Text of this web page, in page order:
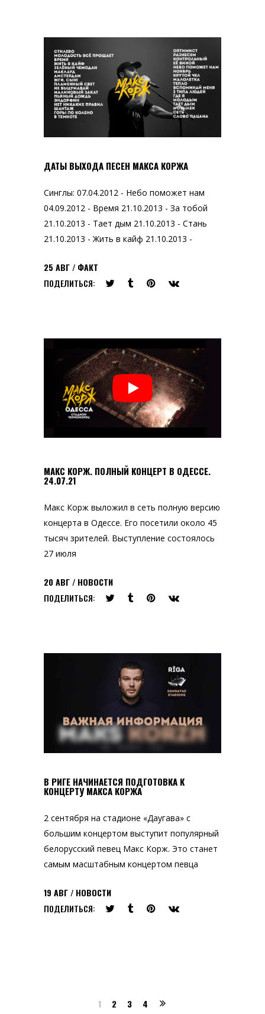
ДАТЫ ВЫХОДА ПЕСЕН МАКСА КОРЖА
Синглы: 07.04.2012 - Небо поможет нам
04.09.2012 - Время 21.10.2013 - За тобой
21.10.2013 - Тает дым 21.10.2013 - Стань
21.10.2013 - Жить в кайф 21.10.2013 -
25 АВГ
ФАКТ
ПОДЕЛИТЬСЯ:
МАКС КОРЖ. ПОЛНЫЙ КОНЦЕРТ В ОДЕССЕ.
24.07.21
Макс Корж выложил в сеть полную версию
концерта в Одессе. Его посетили около 45
тысяч зрителей. Выступление состоялось
27 июля
20 АВГ
НОВОСТИ
ПОДЕЛИТЬСЯ:
В РИГЕ НАЧИНАЕТСЯ ПОДГОТОВКА К
КОНЦЕРТУ МАКСА КОРЖА
2 сентября на стадионе «Даугава‎‎»‎ с
большим концертом выступит популярный
белорусский певец Макс Корж. Это станет
самым масштабным концертом певца
19 АВГ
НОВОСТИ
ПОДЕЛИТЬСЯ:
1 2 3 4